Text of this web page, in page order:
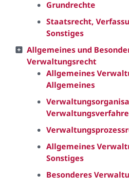
Grundrechte
Staatsrecht,
Sonstiges
Allgemeines und
Verwaltungsrecht
Allgemeines
Allgemeines
Allgemeines
Sonstiges
Besonderes